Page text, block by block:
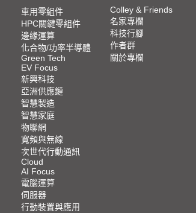
車用零組件
HPC關鍵零組件
邊緣運算
化合物/功率半導體
Green Tech
EV Focus
新興科技
亞洲供應鏈
智慧製造
智慧家庭
物聯網
寬頻與無線
次世代行動通訊
Cloud
AI Focus
電腦運算
伺服器
行動裝置與應用
Colley & Friends
名家專欄
科技行腳
作者群
關於專欄